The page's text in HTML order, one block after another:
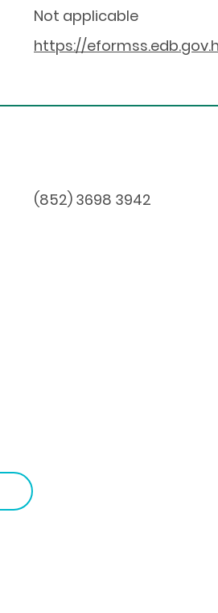
Not applicable
https://
(852) 3698 3942